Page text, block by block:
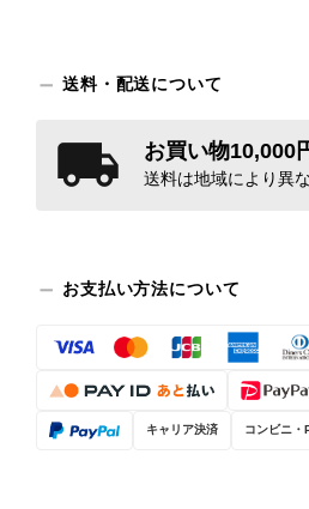
送料・配送について
お買い物10,000
送料は地域により異な
お支払い方法について
キャリア決済 コンビニ